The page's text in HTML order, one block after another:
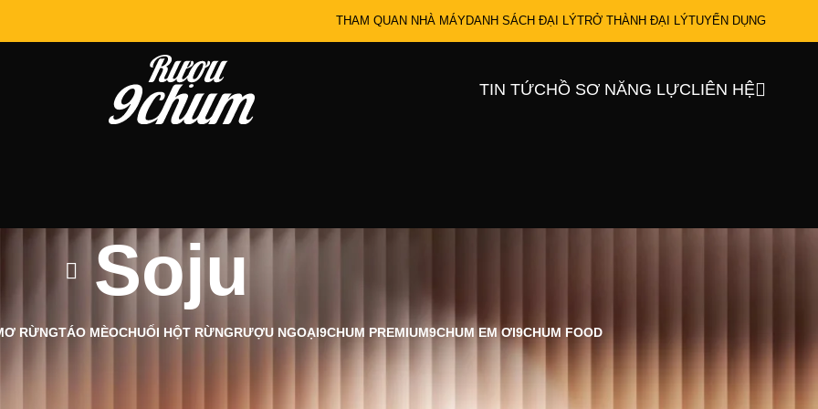
THAM QUAN NHÀ MÁYDANH SÁCH ĐẠI LÝTRỞ THÀNH ĐẠI LÝTUYỂN DỤNG
TIN TỨCHỒ SƠ NĂNG LỰCLIÊN HỆ
Soju
RỪNGTÁO MÈOCHUỐI HỘT RỪNGRƯỢU NGOẠI9CHUM PREMIUM9CHUM EM ƠI9CHUM FOOD